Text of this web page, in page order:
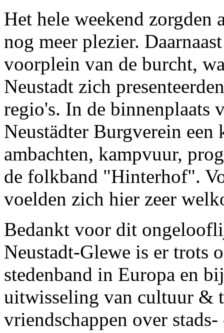
Het hele weekend zorgden
nog meer plezier.
voorplein van de burcht,
Neustadt zich
regio's. In de binnenplaats
Neustädter Burgverein
ambachten, kampvuur,
de folkband "Hinterhof".
voelden zich hier zeer
Bedankt voor dit
Neustadt-Glewe is er trots
stedenband in Europa en
uitwisseling van cultuur &
vriendschappen over